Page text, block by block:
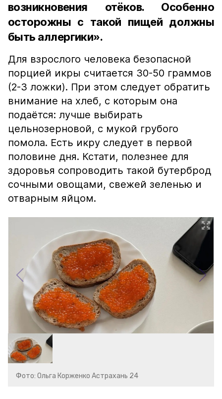
возникновения отёков. Особенно
осторожны с такой пищей должны
быть аллергики».
Для взрослого человека безопасной
порцией икры считается 30-50 граммов
(2-3 ложки). При этом следует обратить
внимание на хлеб, с которым она
подаётся: лучше выбирать
цельнозерновой, с мукой грубого
помола. Есть икру следует в первой
половине дня. Кстати, полезнее для
здоровья сопроводить такой бутерброд
сочными овощами, свежей зеленью и
отварным яйцом.
Фото: Ольга Корженко Астрахань 24